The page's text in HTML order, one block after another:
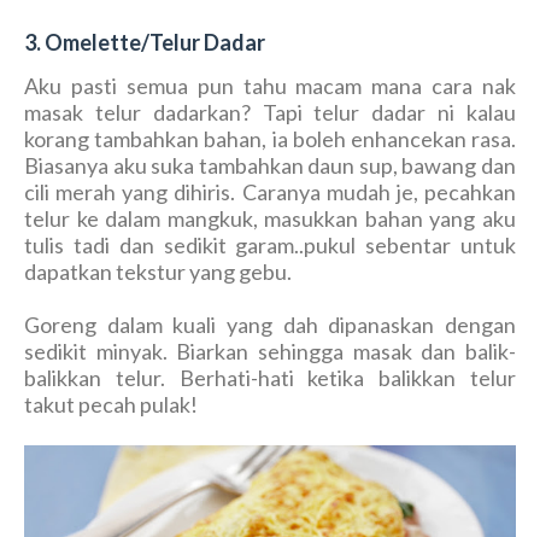
3. Omelette/Telur Dadar
Aku pasti semua pun tahu macam mana cara nak
masak telur dadarkan? Tapi telur dadar ni kalau
korang tambahkan bahan, ia boleh enhancekan rasa.
Biasanya aku suka tambahkan daun sup, bawang dan
cili merah yang dihiris. Caranya mudah je, pecahkan
telur ke dalam mangkuk, masukkan bahan yang aku
tulis tadi dan sedikit garam..pukul sebentar untuk
dapatkan tekstur yang gebu.
Goreng dalam kuali yang dah dipanaskan dengan
sedikit minyak. Biarkan sehingga masak dan balik-
balikkan telur. Berhati-hati ketika balikkan telur
takut pecah pulak!